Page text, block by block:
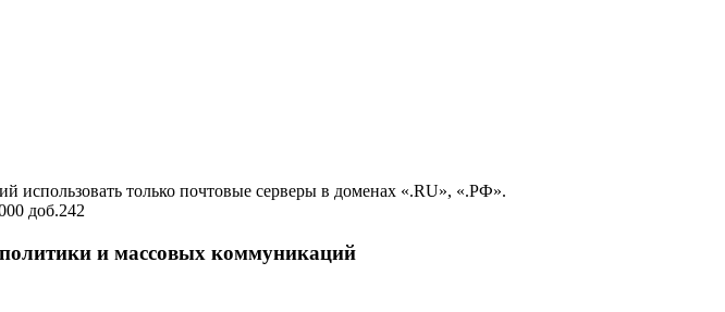
использовать только почтовые серверы в доменах «.RU», «.РФ».
доб.242
и массовых коммуникаций